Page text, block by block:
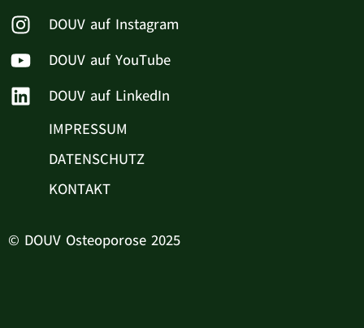
DOUV auf Instagram
DOUV auf YouTube
DOUV auf LinkedIn
IMPRESSUM
DATENSCHUTZ
KONTAKT
© DOUV Osteoporose 2025